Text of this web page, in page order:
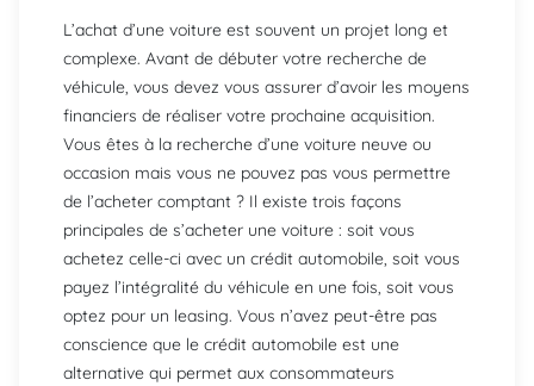
L’achat d’une voiture est souvent un projet long et
complexe. Avant de débuter votre recherche de
véhicule, vous devez vous assurer d’avoir les moyens
financiers de réaliser votre prochaine acquisition.
Vous êtes à la recherche d’une voiture neuve ou
occasion mais vous ne pouvez pas vous permettre
de l’acheter comptant ? Il existe trois façons
principales de s’acheter une voiture : soit vous
achetez celle-ci avec un crédit automobile, soit vous
payez l’intégralité du véhicule en une fois, soit vous
optez pour un leasing. Vous n’avez peut-être pas
conscience que le crédit automobile est une
alternative qui permet aux consommateurs